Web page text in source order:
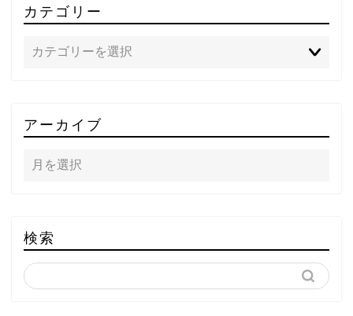
カテゴリー
アーカイブ
検索
～DA PUMP YORIの晴れ
ばれラジオ～